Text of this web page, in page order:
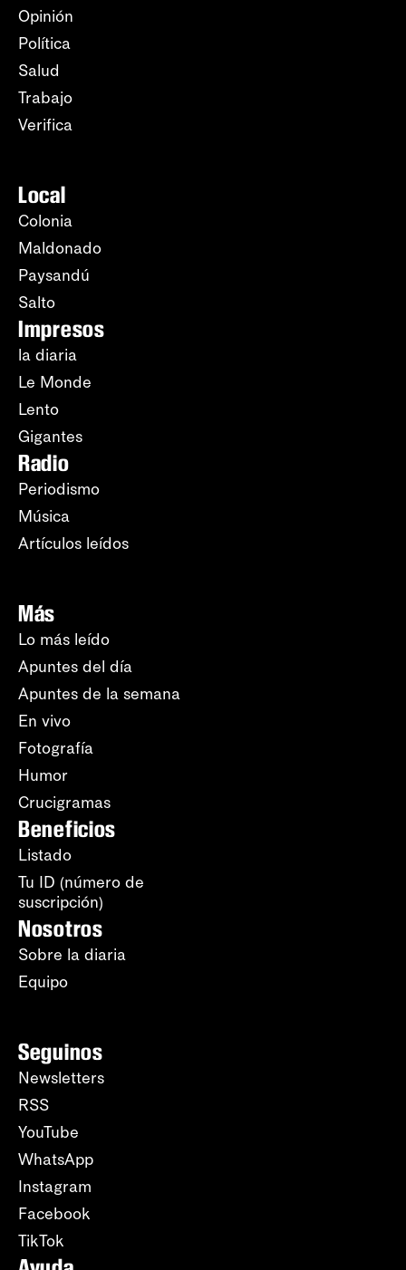
Opinión
Política
Salud
Trabajo
Verifica
Local
Colonia
Maldonado
Paysandú
Salto
Impresos
la diaria
Le Monde
Lento
Gigantes
Radio
Periodismo
Música
Artículos leídos
Más
Lo más leído
Apuntes del día
Apuntes de la semana
En vivo
Fotografía
Humor
Crucigramas
Beneficios
Listado
Tu ID (número de
suscripción)
Nosotros
Sobre la diaria
Equipo
Seguinos
Newsletters
RSS
YouTube
WhatsApp
Instagram
Facebook
TikTok